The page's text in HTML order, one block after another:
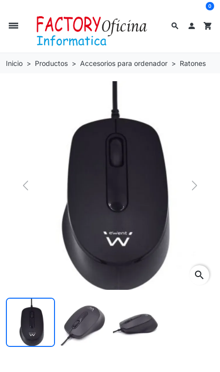
search
dehaze  shopping_cart
0
Inicio Productos Accesorios para ordenador Ratones
Previous Next
search